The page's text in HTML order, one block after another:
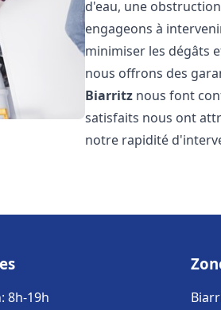
d'eau, une
engageons à
minimiser les dégâts
nous offrons des
Biarritz nous font
satisfaits nous ont
notre rapidité
8h-19h